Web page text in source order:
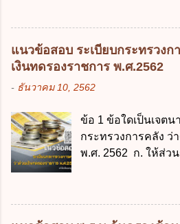
กฎหมายแพ่งและ
อยู่ด้วยเป็นประจำห
3. ผู้ปกครองดังกล่าว
ในสถานศึกษาในวัน
การเปิดเรียนภาคต้น
ข. พระราชกำหนด
กระทรวง ข้อ 2 กฎ
หน่วยงานและกิจก
รัฐทุกแห่ง ข. กิจการ
ข้อ 3 โดยหลัก ทั่วไ
ข้อมูลส่วนบุคคล พ.ศ.
ใด ก. 26 พฤษภาคม
พฤษภาคม 2562 ข้
ซึ่งมีอำนาจหน้าที่ตัด
แนวข้อสอบ ระเบียบกระทรวงก
เงินทดรองราชการ พ.ศ.2562
- ธันวาคม 10, 2562
ข้อ 1 ข้อใดเป็นเจต
กระทรวงการคลัง ว่
พ.ศ. 2562 ก. ให้ส่ว
ส่วนราชการมีเงินท
ตามข้อผูกพันในการ
รองรับการปฏิบัติงา